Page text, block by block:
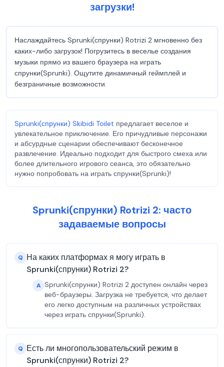
загрузки!
Наслаждайтесь Sprunki(спрунки) Rotrizi 2 мгновенно без
каких-либо загрузок! Погрузитесь в веселье создания
музыки прямо из вашего браузера на играть
спрунки(Sprunki). Ощутите динамичный геймплей и
безграничные возможности.
Sprunki(спрунки) Skibidi Toilet предлагает веселое и
увлекательное приключение. Его причудливые персонажи
и абсурдные сценарии обеспечивают бесконечное
развлечение. Идеально подходит для быстрого смеха или
более длительного игрового сеанса, это обязательно
нужно попробовать на играть спрунки(Sprunki)!
Sprunki(спрунки) Rotrizi 2: часто
задаваемые вопросы
Q На каких платформах я могу играть в
Sprunki(спрунки) Rotrizi 2?
A Sprunki(спрунки) Rotrizi 2 доступен онлайн через
веб-браузеры. Загрузка не требуется, что делает
его легко доступным на различных устройствах
через играть спрунки(Sprunki).
Q Есть ли многопользовательский режим в
Sprunki(спрунки) Rotrizi 2?